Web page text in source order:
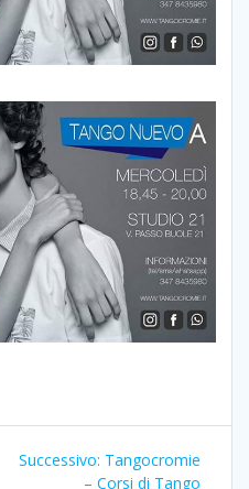
Successivo: Articolo
successivo:
Tangocromie
– Corsi di Tango